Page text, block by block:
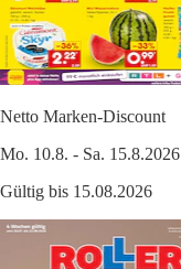
Netto Marken-Discount
Mo. 10.8. - Sa. 15.8.2026
Gültig bis 15.08.2026